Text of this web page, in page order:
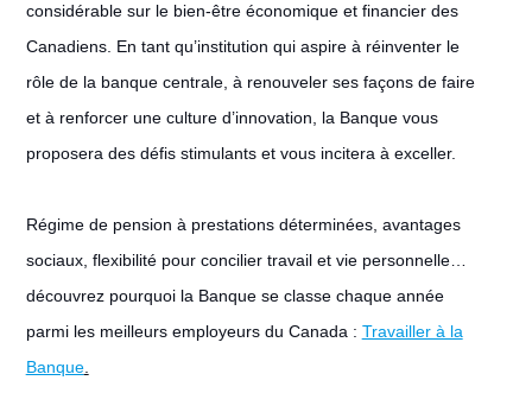
considérable sur le bien-être économique et financier des
Canadiens. En tant qu’institution qui aspire à réinventer le
rôle de la banque centrale, à renouveler ses façons de faire
et à renforcer une culture d’innovation, la Banque vous
proposera des défis stimulants et vous incitera à exceller.
Régime de pension à prestations déterminées, avantages
sociaux, flexibilité pour concilier travail et vie personnelle…
découvrez pourquoi la Banque se classe chaque année
parmi les meilleurs employeurs du Canada : Travailler à la
Banque.